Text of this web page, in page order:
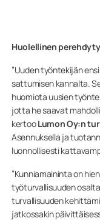
Huolellinen
”Uuden työntekijän
sattumisen kannalta.
huomiota uusien
jotta he saavat
kertooLumon Oy:n
Asennuksella ja
luonnollisesti
”Kunniamaininta on
työturvallisuuden
turvallisuuden
jatkossakin